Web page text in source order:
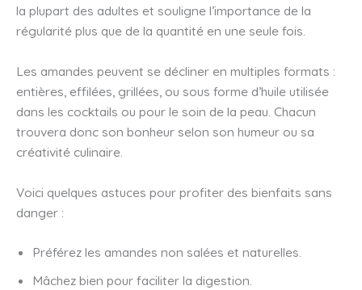
la plupart des adultes et souligne l’importance de la
régularité plus que de la quantité en une seule fois.
Les amandes peuvent se décliner en multiples formats :
entières, effilées, grillées, ou sous forme d’huile utilisée
dans les cocktails ou pour le soin de la peau. Chacun
trouvera donc son bonheur selon son humeur ou sa
créativité culinaire.
Voici quelques astuces pour profiter des bienfaits sans
danger :
Préférez les amandes non salées et naturelles.
Mâchez bien pour faciliter la digestion.